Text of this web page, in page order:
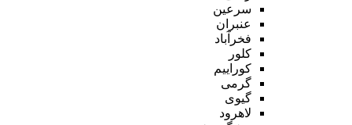
سرعین
عنبران
فخرآباد
کلور
کوراییم
گرمی
گیوی
لاهرود